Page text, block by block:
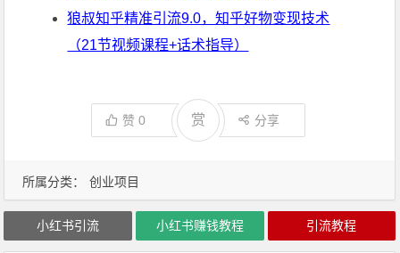
所属分类： 创业项目
狼叔知乎精准引流9.0，知乎好物变现技术
（21节视频课程+话术指导）
赞0 赏 分享
小红书引流 小红书赚钱教程 引流教程